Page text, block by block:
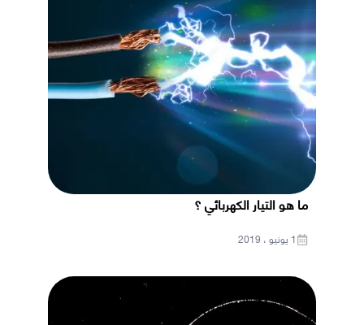
ما هو التيار الكهربائي ؟
1 يونيو ، 2019